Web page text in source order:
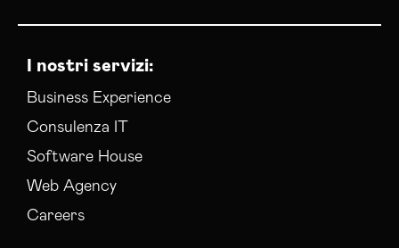
I nostri servizi:
Business Experience
Consulenza IT
Software House
Web Agency
Careers